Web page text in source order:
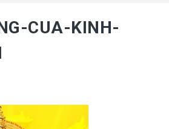
CUA-KINH-